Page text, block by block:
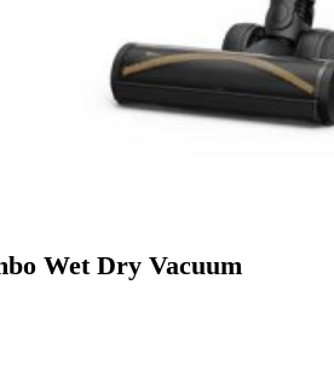
Wet Dry Vacuum